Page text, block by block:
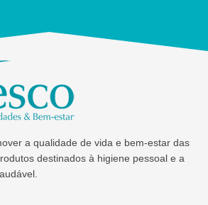
a qualidade de vida e bem-estar das
destinados à higiene pessoal e a